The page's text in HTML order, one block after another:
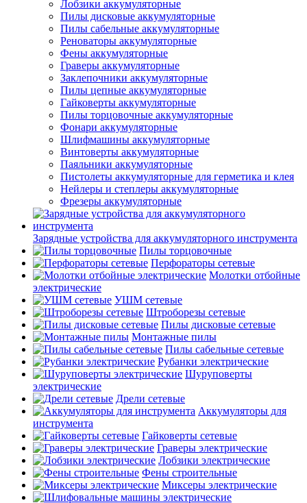
Лобзики аккумуляторные
Пилы дисковые аккумуляторные
Пилы сабельные аккумуляторные
Реноваторы аккумуляторные
Фены аккумуляторные
Граверы аккумуляторные
Заклепочники аккумуляторные
Пилы цепные аккумуляторные
Гайковерты аккумуляторные
Пилы торцовочные аккумуляторные
Фонари аккумуляторные
Шлифмашины аккумуляторные
Винтоверты аккумуляторные
Паяльники аккумуляторные
Пистолеты аккумуляторные для герметика и клея
Нейлеры и степлеры аккумуляторные
Фрезеры аккумуляторные
Зарядные устройства для аккумуляторного инструмента
Пилы торцовочные
Перфораторы сетевые
Молотки отбойные
электрические
УШМ сетевые
Штроборезы сетевые
Пилы дисковые сетевые
Монтажные пилы
Пилы сабельные сетевые
Рубанки электрические
Шуруповерты
электрические
Дрели сетевые
Аккумуляторы для
инструмента
Гайковерты сетевые
Граверы электрические
Лобзики электрические
Фены строительные
Миксеры электрические